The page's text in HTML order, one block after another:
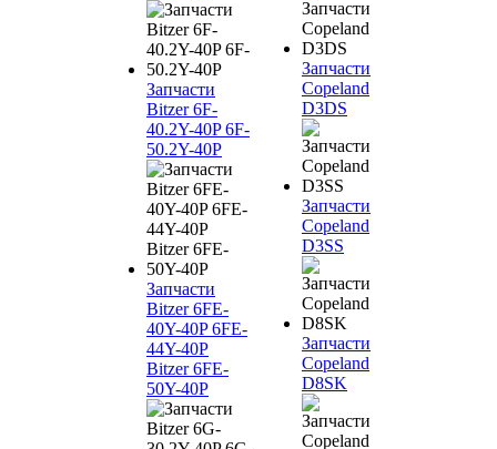
Запчасти
Bitzer 6F-
40.2Y-40P 6F-
50.2Y-40P
Запчасти
Bitzer 6FE-
40Y-40P 6FE-
44Y-40P
Bitzer 6FE-
50Y-40P
Запчасти
Copeland
D3DS
Запчасти
Copeland
D3SS
Запчасти
Copeland
D8SK